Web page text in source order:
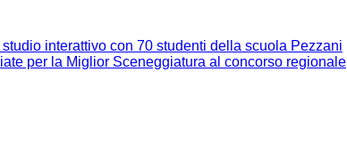
interattivo con 70 studenti della scuola Pezzani
per la Miglior Sceneggiatura al concorso regionale